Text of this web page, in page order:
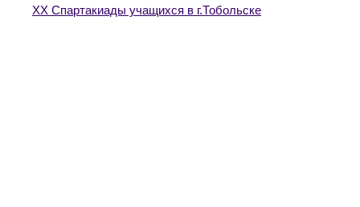
ХХ Спартакиады учащихся в г.Тобольске